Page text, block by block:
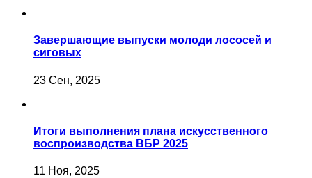
Завершающие выпуски молоди лососей и
cиговых
23 Сен, 2025
Итоги выполнения плана искусственного
воспроизводства ВБР 2025
11 Ноя, 2025